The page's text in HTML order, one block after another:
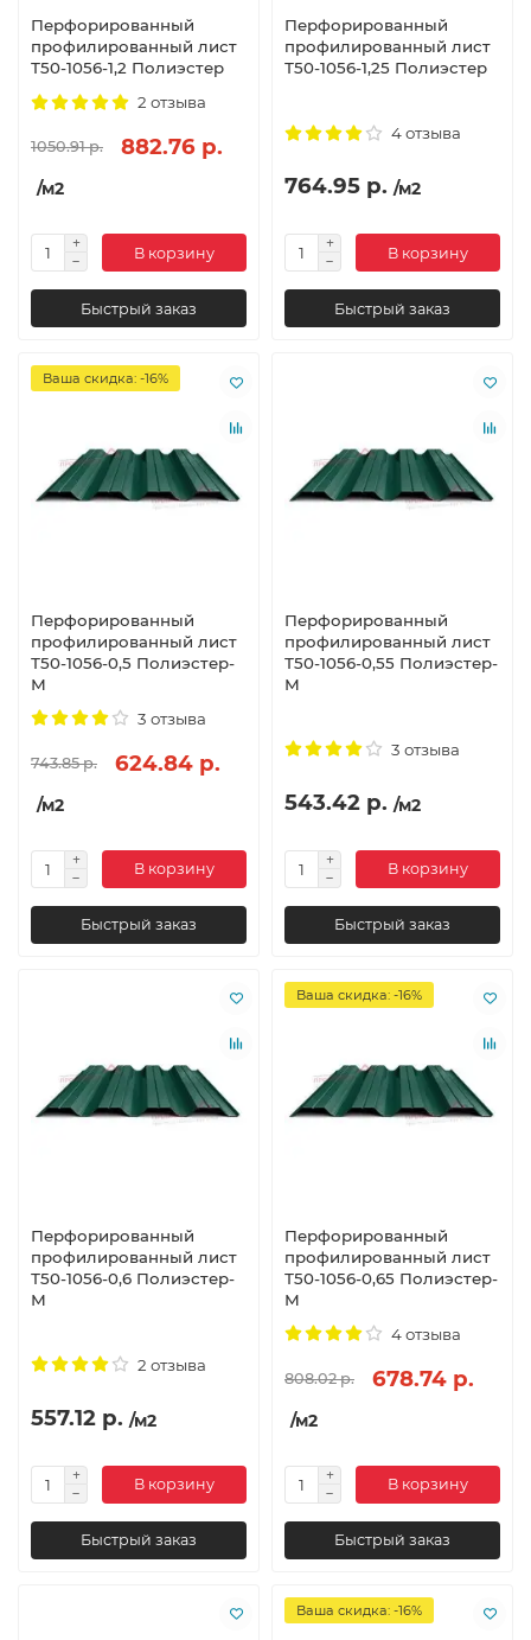
Перфорированный
профилированный лист
Т50-1056-1,2 Полиэстер
2 отзыва
1050.91 р. 882.76 р.
/м2
В корзину
Быстрый заказ
Перфорированный
профилированный лист
Т50-1056-1,25 Полиэстер
4 отзыва
764.95 р. /м2
В корзину
Быстрый заказ
Ваша скидка: -16%
Перфорированный
профилированный лист
Т50-1056-0,5 Полиэстер-
М
3 отзыва
743.85 р. 624.84 р.
/м2
В корзину
Быстрый заказ
Перфорированный
профилированный лист
Т50-1056-0,55 Полиэстер-
М
3 отзыва
543.42 р. /м2
В корзину
Быстрый заказ
Перфорированный
профилированный лист
Т50-1056-0,6 Полиэстер-
М
2 отзыва
557.12 р. /м2
В корзину
Быстрый заказ
Ваша скидка: -16%
Перфорированный
профилированный лист
Т50-1056-0,65 Полиэстер-
М
4 отзыва
808.02 р. 678.74 р.
/м2
В корзину
Быстрый заказ
Ваша скидка: -16%